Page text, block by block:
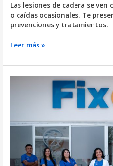
Las lesiones de cadera se
o caídas ocasionales. Te
prevenciones y tratamientos.
5
de
Leer más »